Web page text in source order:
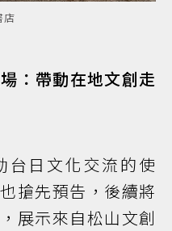
店
：帶動在地文創走
台日文化交流的使
搶先預告，後續將
展示來自松山文創